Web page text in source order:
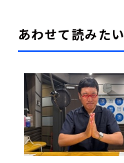
あわせて読みたい